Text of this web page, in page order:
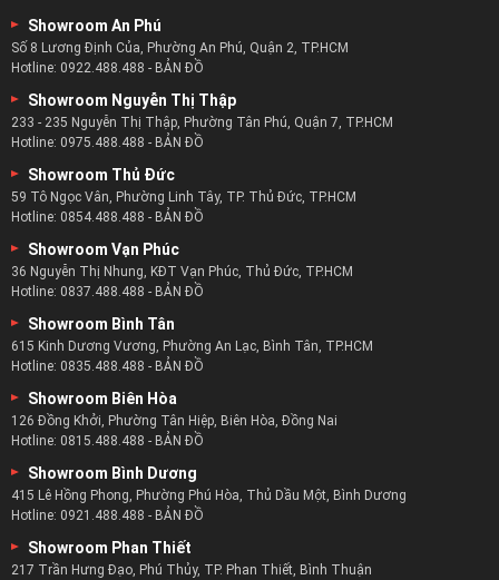
bảo.
Chiếc sofa da bò nhập khẩu phòng khách đẹp nhất :
Showroom An Phú
Số 8 Lương Định Của, Phường An Phú, Quận 2, TP.HCM
Hotline: 0922.488.488 - BẢN ĐỒ
Showroom Nguyễn Thị Thập
233 - 235 Nguyễn Thị Thập, Phường Tân Phú, Quận 7, TP.HCM
Hotline: 0975.488.488 - BẢN ĐỒ
Showroom Thủ Đức
59 Tô Ngọc Vân, Phường Linh Tây, TP. Thủ Đức, TP.HCM
Hotline: 0854.488.488 - BẢN ĐỒ
Showroom Vạn Phúc
36 Nguyễn Thị Nhung, KĐT Vạn Phúc, Thủ Đức, TP.HCM
Hotline: 0837.488.488 - BẢN ĐỒ
Showroom Bình Tân
615 Kinh Dương Vương, Phường An Lạc, Bình Tân, TP.HCM
Hotline: 0835.488.488 - BẢN ĐỒ
Showroom Biên Hòa
126 Đồng Khởi, Phường Tân Hiệp, Biên Hòa, Đồng Nai
Hotline: 0815.488.488 - BẢN ĐỒ
Showroom Bình Dương
415 Lê Hồng Phong, Phường Phú Hòa, Thủ Dầu Một, Bình Dương
Hotline: 0921.488.488 - BẢN ĐỒ
Showroom Phan Thiết
217 Trần Hưng Đạo, Phú Thủy, TP. Phan Thiết, Bình Thuận